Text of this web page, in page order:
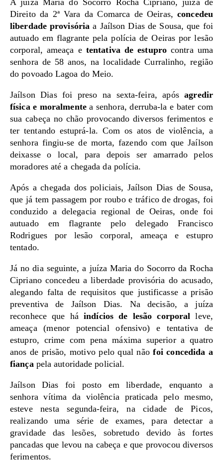
A juíza Maria do Socorro Rocha Cipriano, juíza de
Direito da 2ª Vara da Comarca de Oeiras,concedeu
liberdade provisória a Jaílson Dias de Sousa, que foi
autuado em flagrante pela polícia de Oeiras por lesão
corporal, ameaça e tentativa de estuprocontra uma
senhora de 58 anos, na localidade Curralinho, região
do povoado Lagoa do Meio.
Jaílson Dias foi preso na sexta-feira, apósagredir
física e moralmentea senhora, derruba-la e bater com
sua cabeça no chão provocando diversos ferimentos e
ter tentando estuprá-la. Com os atos de violência, a
senhora fingiu-se de morta, fazendo com que Jaílson
deixasse o local, para depois ser amarrado pelos
moradores até a chegada da polícia.
Após a chegada dos policiais, Jaílson Dias de Sousa,
que já tem passagem por roubo e tráfico de drogas, foi
conduzido a delegacia regional de Oeiras, onde foi
autuado em flagrante pelo delegado Francisco
Rodrigues por lesão corporal, ameaça e estupro
tentado.
Já no dia seguinte, a juíza Maria do Socorro da Rocha
Cipriano concedeu a liberdade provisória do acusado,
alegando falta de requisitos que justificasse a prisão
preventiva de Jaílson Dias. Na decisão, a juíza
reconhece que háindícios de lesão corporal leve,
ameaça (menor potencial ofensivo) e tentativa de
estupro, crime com pena máxima superior a quatro
anos de prisão, motivo pelo qual nãofoi concedida a
fiançapela autoridade policial.
Jaílson Dias foi posto em liberdade, enquanto a
senhora vítima da violência praticada pelo mesmo,
esteve nesta segunda-feira, na cidade de Picos,
realizando uma série de exames, para detectar a
gravidade das lesões, sobretudo devido às fortes
pancadas que levou na cabeça e que provocou diversos
ferimentos.